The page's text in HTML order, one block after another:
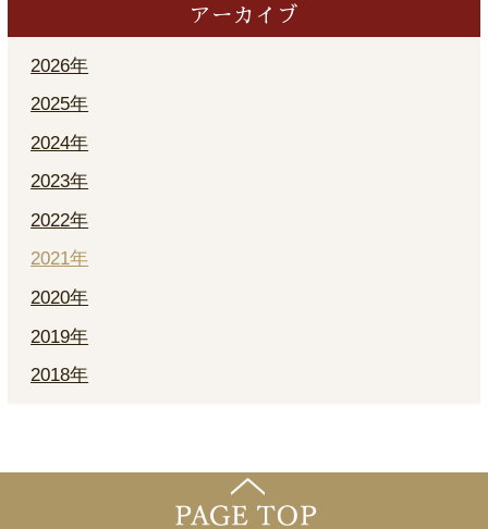
アーカイブ
2026年
2025年
2024年
2023年
2022年
2021年
2020年
2019年
2018年